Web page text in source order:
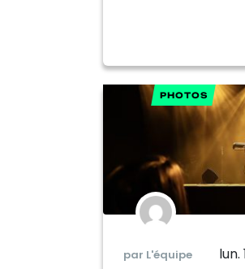
PHOTOS
par L'équipe lun.